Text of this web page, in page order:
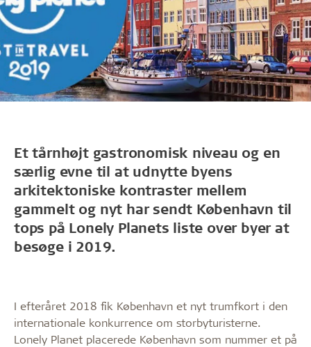
Et tårnhøjt gastronomisk niveau og en
særlig evne til at udnytte byens
arkitektoniske kontraster mellem
gammelt og nyt har sendt København til
tops på Lonely Planets liste over byer at
besøge i 2019.
I efteråret 2018 fik København et nyt trumfkort i den
internationale konkurrence om storbyturisterne.
Lonely Planet placerede København som nummer et på